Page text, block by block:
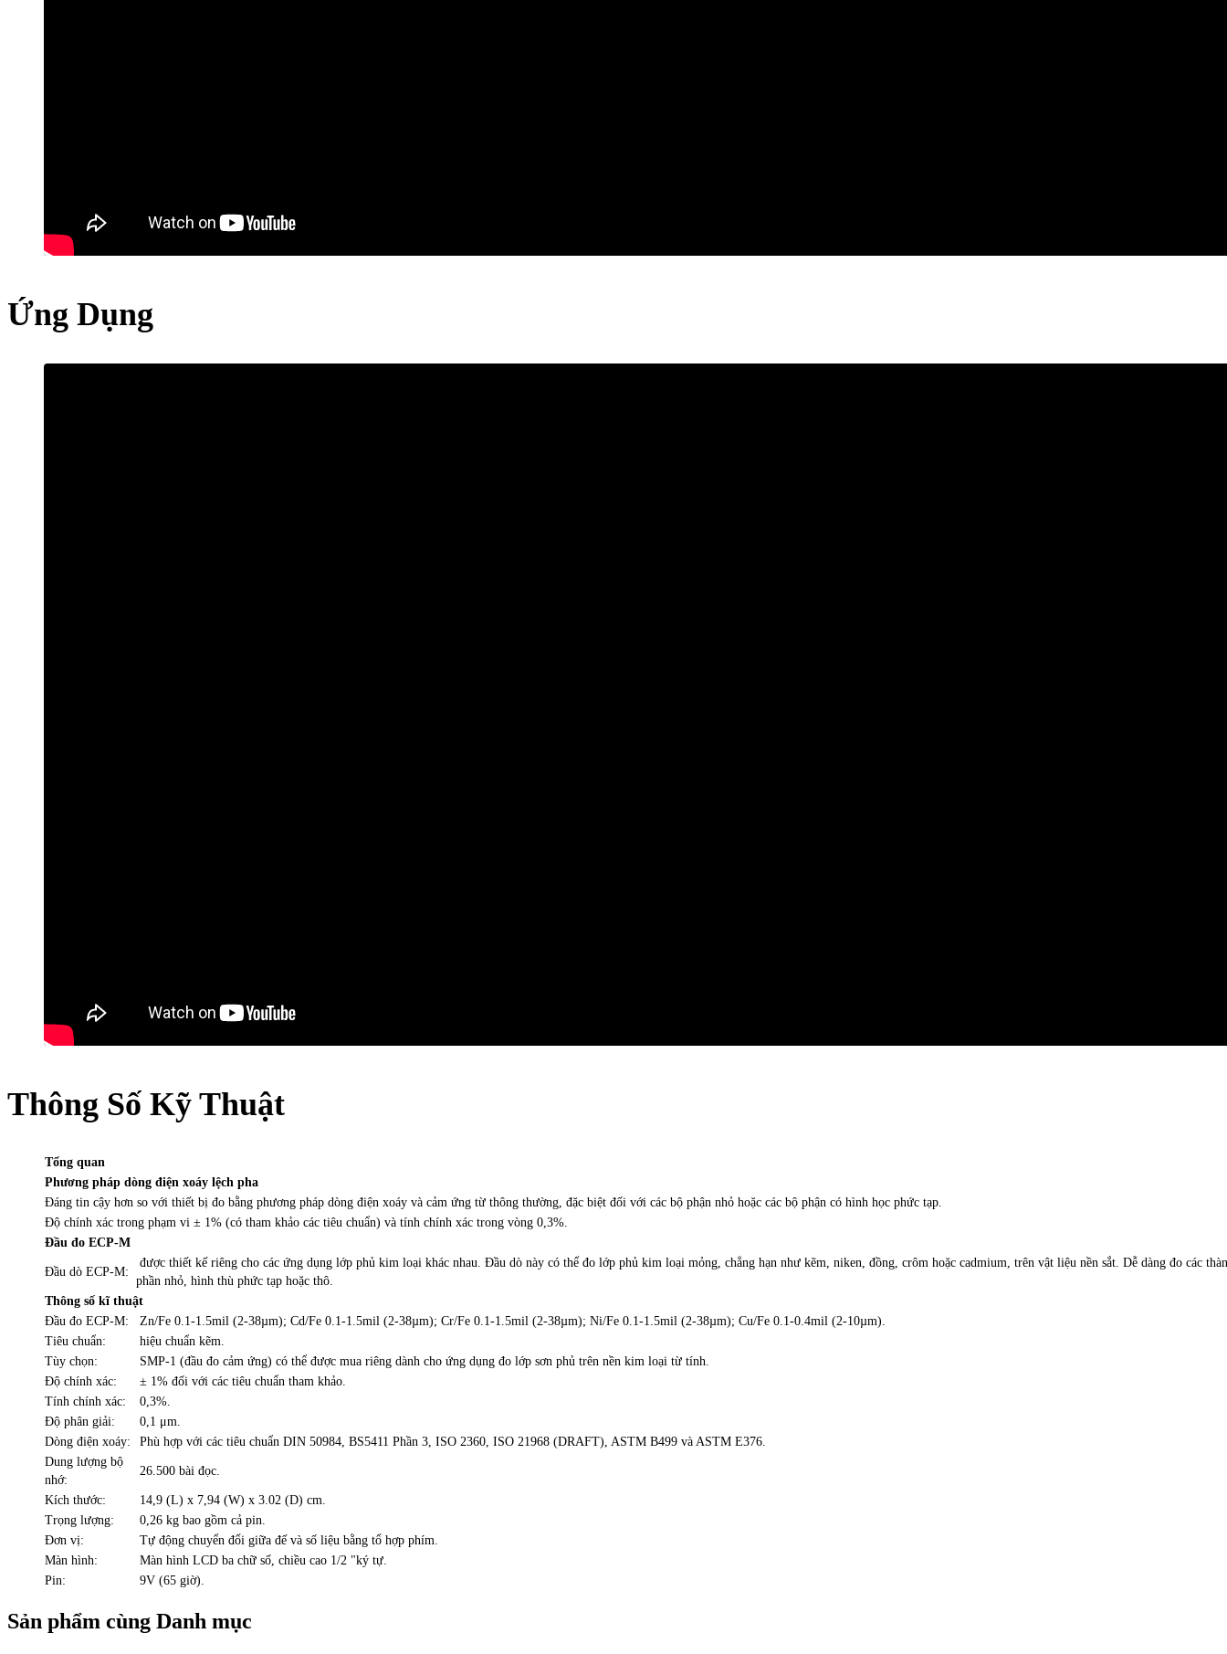
Ứng Dụng
Thông Số Kỹ Thuật
Tổng quan
Phương pháp dòng điện xoáy lệch pha
Đáng tin cậy hơn so với thiết bị đo bằng phương pháp dòng điện xoáy và cảm ứng từ thông thường, đặc biệt đối với các bộ phận nhỏ hoặc các bộ phận có hình học phức tạp.
Độ chính xác trong phạm vi ± 1% (có tham khảo các tiêu chuẩn) và tính chính xác trong vòng 0,3%.
Đầu đo ECP-M
Đầu dò ECP-M:
được thiết kế riêng cho các ứng dụng lớp phủ kim loại khác nhau. Đầu dò này có thể đo lớp phủ kim loại mỏng, chẳng hạn như kẽm, niken, đồng, crôm hoặc cadmium, trên vật liệu nền sắt. Dễ dàng đo các
phần nhỏ, hình thù phức tạp hoặc thô.
Thông số kĩ thuật
Đầu đo ECP-M:
Zn/Fe 0.1-1.5mil (2-38µm); Cd/Fe 0.1-1.5mil (2-38µm); Cr/Fe 0.1-1.5mil (2-38µm); Ni/Fe 0.1-1.5mil (2-38µm); Cu/Fe 0.1-0.4mil (2-10µm).
Tiêu chuẩn:
hiệu chuẩn kẽm.
Tùy chọn:
SMP-1 (đầu đo cảm ứng) có thể được mua riêng dành cho ứng dụng đo lớp sơn phủ trên nền kim loại từ tính.
Độ chính xác:
± 1% đối với các tiêu chuẩn tham khảo.
Tính chính xác:
0,3%.
Độ phân giải:
0,1 μm.
Dòng điện xoáy:
Phù hợp với các tiêu chuẩn DIN 50984, BS5411 Phần 3, ISO 2360, ISO 21968 (DRAFT), ASTM B499 và ASTM E376.
Dung lượng bộ
nhớ:
26.500 bài đọc.
Kích thước:
14,9 (L) x 7,94 (W) x 3.02 (D) cm.
Trọng lượng:
0,26 kg bao gồm cả pin.
Đơn vị:
Tự động chuyển đổi giữa đế và số liệu bằng tổ hợp phím.
Màn hình:
Màn hình LCD ba chữ số, chiều cao 1/2 "ký tự.
Pin:
9V (65 giờ).
Sản phẩm cùng Danh mục